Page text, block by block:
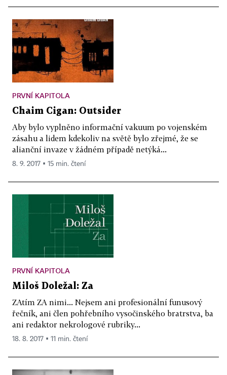
PRVNÍ KAPITOLA
Chaim Cigan: Outsider
Aby bylo vyplněno informační vakuum po vojenském
zásahu a lidem kdekoliv na světě bylo zřejmé, že se
alianční invaze v žádném případě netýká...
8. 9. 2017 ▪ 15 min. čtení
PRVNÍ KAPITOLA
Miloš Doležal: Za
ZAtím ZA nimi... Nejsem ani profesionální funusový
řečník, ani člen pohřebního vysočinského bratrstva, ba
ani redaktor nekrologové rubriky...
18. 8. 2017 ▪ 11 min. čtení